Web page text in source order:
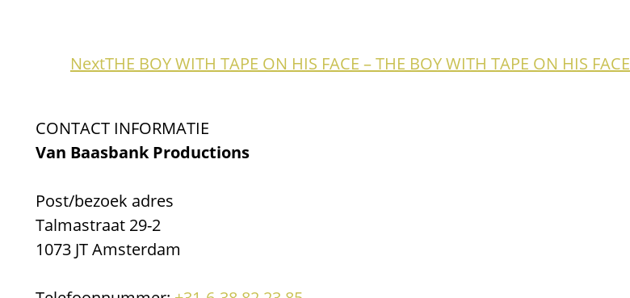
NextNext
THE BOY WITH TAPE ON HIS FACE – THE BOY WITH TAPE ON HIS FACE
CONTACT INFORMATIE
Van Baasbank Productions
Post/bezoek adres
Talmastraat 29-2
1073 JT Amsterdam